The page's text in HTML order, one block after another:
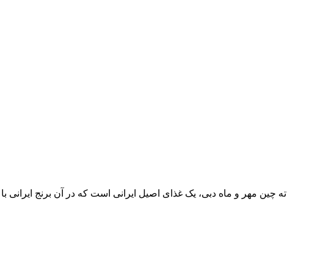
ته چین مهر و ماه دبی، یک غذای اصیل ایرانی است که در آن برنج